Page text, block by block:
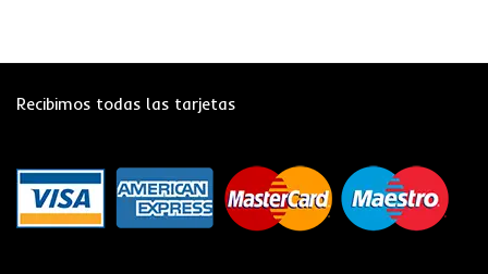
Recibimos todas las tarjetas